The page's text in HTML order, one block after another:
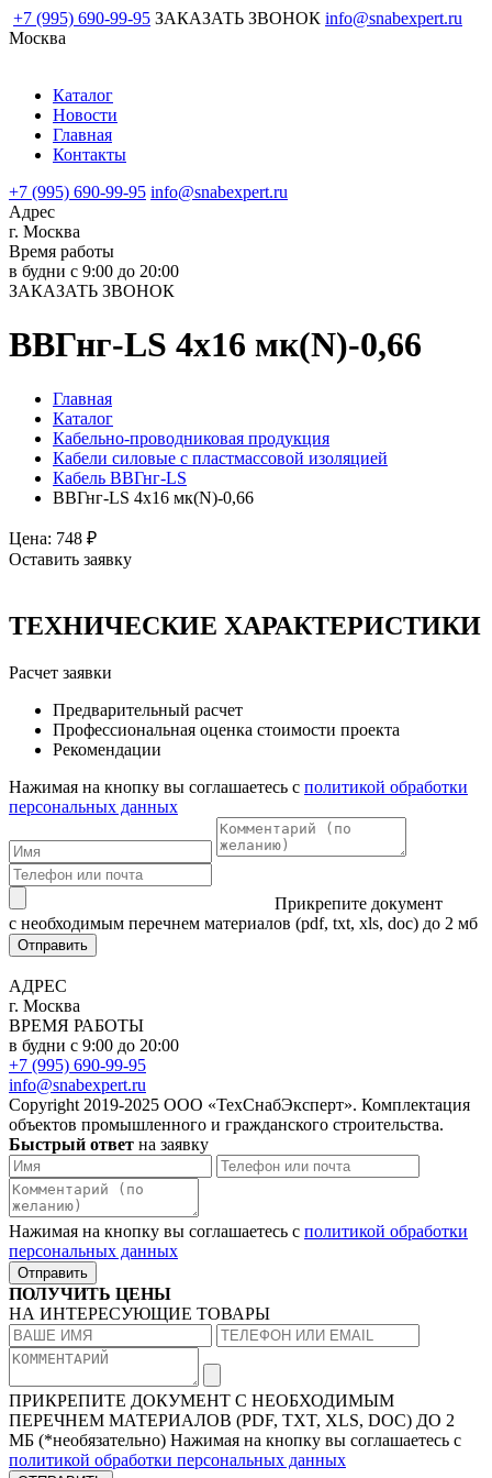
+7 (995) 690-99-95 ЗАКАЗАТЬ ЗВОНОК info@snabexpert.ru
Москва
Каталог
Новости
Главная
Контакты
+7 (995) 690-99-95 info@snabexpert.ru
Адрес
г. Москва
Время работы
в будни с 9:00 до 20:00
ЗАКАЗАТЬ ЗВОНОК
ВВГнг-LS 4х16 мк(N)-0,66
Главная
Каталог
Кабельно-проводниковая продукция
Кабели силовые с пластмассовой изоляцией
Кабель ВВГнг-LS
ВВГнг-LS 4х16 мк(N)-0,66
Цена: 748 ₽
Оставить заявку
ТЕХНИЧЕСКИЕ ХАРАКТЕРИСТИКИ
Расчет заявки
Предварительный расчет
Профессиональная оценка стоимости проекта
Рекомендации
Нажимая на кнопку вы соглашаетесь с политикой обработки
персональных данных
Прикрепите документ
с необходимым перечнем материалов (pdf, txt, xls, doc) до 2 мб
Отправить
АДРЕС
г. Москва
ВРЕМЯ РАБОТЫ
в будни с 9:00 до 20:00
+7 (995) 690-99-95
info@snabexpert.ru
Copyright 2019-2025 ООО «ТехСнабЭксперт». Комплектация
объектов промышленного и гражданского строительства.
Быстрый ответ на заявку
Нажимая на кнопку вы соглашаетесь с политикой обработки
персональных данных
Отправить
ПОЛУЧИТЬ ЦЕНЫ
НА ИНТЕРЕСУЮЩИЕ ТОВАРЫ
ПРИКРЕПИТЕ ДОКУМЕНТ С НЕОБХОДИМЫМ
ПЕРЕЧНЕМ МАТЕРИАЛОВ (PDF, TXT, XLS, DOC) ДО 2
МБ (*необязательно) Нажимая на кнопку вы соглашаетесь с
политикой обработки персональных данных